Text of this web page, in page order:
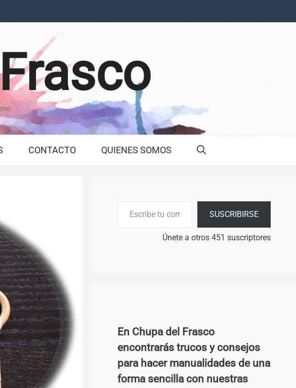
CONTACTO QUIENES SOMOS
SUSCRIBIRSE
Únete a otros 451 suscriptores
En Chupa del Frasco
encontrarás trucos y consejos
para hacer manualidades de una
forma sencilla con nuestras